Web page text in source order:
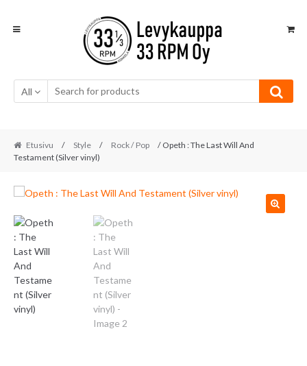
All
Etusivu / Style / Rock / Pop
/ Opeth : The Last Will And
Testament (Silver vinyl)